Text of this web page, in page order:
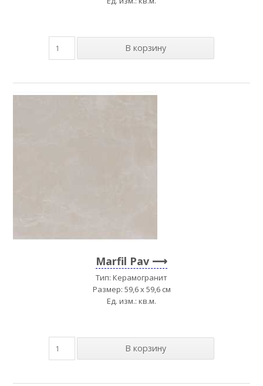
Marfil Pav
Тип: Керамогранит
Размер: 59,6 x 59,6 см
Ед. изм.: кв.м.